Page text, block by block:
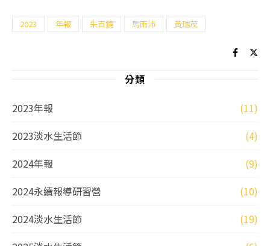
2023 年報 朱百鏡 馬雨沛 黃瑞茂
分類
2023年報
(11)
2023淡水生活節
(4)
2024年報
(9)
2024永續報導研習營
(10)
2024淡水生活節
(19)